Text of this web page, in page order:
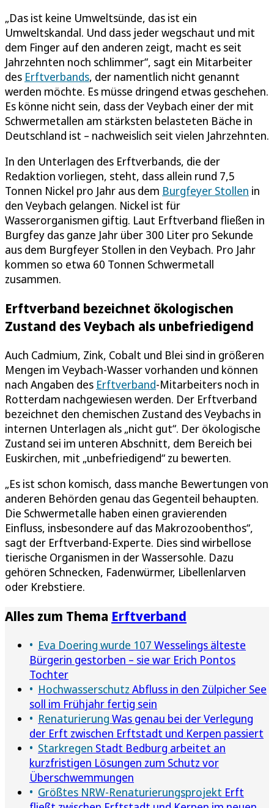
„Das ist keine Umweltsünde, das ist ein
Umweltskandal. Und dass jeder wegschaut und mit
dem Finger auf den anderen zeigt, macht es seit
Jahrzehnten noch schlimmer“, sagt ein Mitarbeiter
des Erftverbands, der namentlich nicht genannt
werden möchte. Es müsse dringend etwas geschehen.
Es könne nicht sein, dass der Veybach einer der mit
Schwermetallen am stärksten belasteten Bäche in
Deutschland ist – nachweislich seit vielen Jahrzehnten.
In den Unterlagen des Erftverbands, die der
Redaktion vorliegen, steht, dass allein rund 7,5
Tonnen Nickel pro Jahr aus dem Burgfeyer Stollen in
den Veybach gelangen. Nickel ist für
Wasserorganismen giftig. Laut Erftverband fließen in
Burgfey das ganze Jahr über 300 Liter pro Sekunde
aus dem Burgfeyer Stollen in den Veybach. Pro Jahr
kommen so etwa 60 Tonnen Schwermetall
zusammen.
Erftverband bezeichnet ökologischen
Zustand des Veybach als unbefriedigend
Auch Cadmium, Zink, Cobalt und Blei sind in größeren
Mengen im Veybach-Wasser vorhanden und können
nach Angaben des Erftverband-Mitarbeiters noch in
Rotterdam nachgewiesen werden. Der Erftverband
bezeichnet den chemischen Zustand des Veybachs in
internen Unterlagen als „nicht gut“. Der ökologische
Zustand sei im unteren Abschnitt, dem Bereich bei
Euskirchen, mit „unbefriedigend“ zu bewerten.
„Es ist schon komisch, dass manche Bewertungen von
anderen Behörden genau das Gegenteil behaupten.
Die Schwermetalle haben einen gravierenden
Einfluss, insbesondere auf das Makrozoobenthos“,
sagt der Erftverband-Experte. Dies sind wirbellose
tierische Organismen in der Wassersohle. Dazu
gehören Schnecken, Fadenwürmer, Libellenlarven
oder Krebstiere.
Alles zum Thema Erftverband
Eva Doering wurde 107 Wesselings älteste
Bürgerin gestorben – sie war Erich Pontos
Tochter
Hochwasserschutz Abfluss in den Zülpicher See
soll im Frühjahr fertig sein
Renaturierung Was genau bei der Verlegung
der Erft zwischen Erftstadt und Kerpen passiert
Starkregen Stadt Bedburg arbeitet an
kurzfristigen Lösungen zum Schutz vor
Überschwemmungen
Größtes NRW-Renaturierungsprojekt Erft